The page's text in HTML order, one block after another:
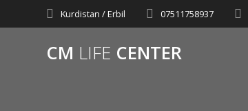
to
Kurdistan / Erbil 07511758937
CM LIFE CENTER